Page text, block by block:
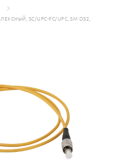
SC/UPC-FC/UPC, SM OS2,